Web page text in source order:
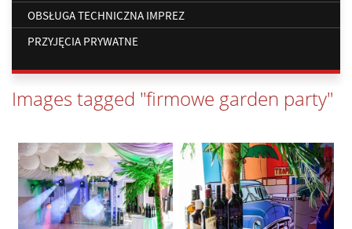
OBSŁUGA TECHNICZNA IMPREZ
PRZYJĘCIA PRYWATNE
Images tagged "firmowe garden party"